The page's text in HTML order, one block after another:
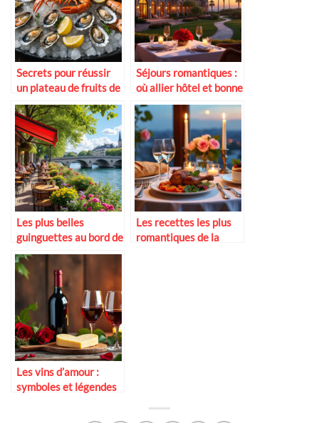
Secrets pour réussir
un plateau de fruits de
mer en amoureux
Séjours romantiques :
où allier hôtel et bonne
table
Les plus belles
guinguettes au bord de
la Seine
Les recettes les plus
romantiques de la
Les vins d’amour :
symboles et légendes